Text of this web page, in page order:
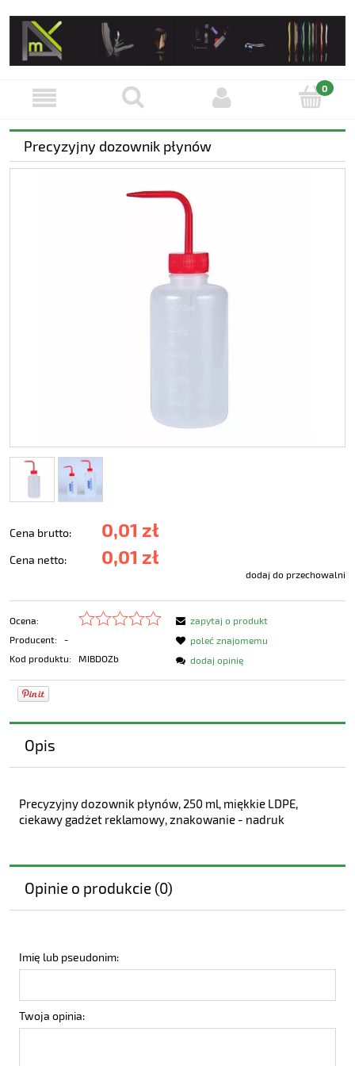
Precyzyjny dozownik płynów
Cena brutto: 0,01 zł
Cena netto: 0,01 zł
dodaj do przechowalni
Ocena:
Producent:
-
Kod produktu:
MIBDOZb
zapytaj o produkt
poleć znajomemu
dodaj opinię
Opis
Precyzyjny dozownik płynów, 250 ml, miękkie LDPE,
ciekawy gadżet reklamowy, znakowanie - nadruk
Opinie o produkcie (0)
Imię lub pseudonim:
Twoja opinia: